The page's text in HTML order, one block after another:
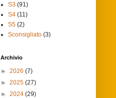
S3 (91)
S4 (11)
S5 (2)
Sconsigliato (3)
Archivio
► 2026 (7)
► 2025 (27)
► 2024 (29)